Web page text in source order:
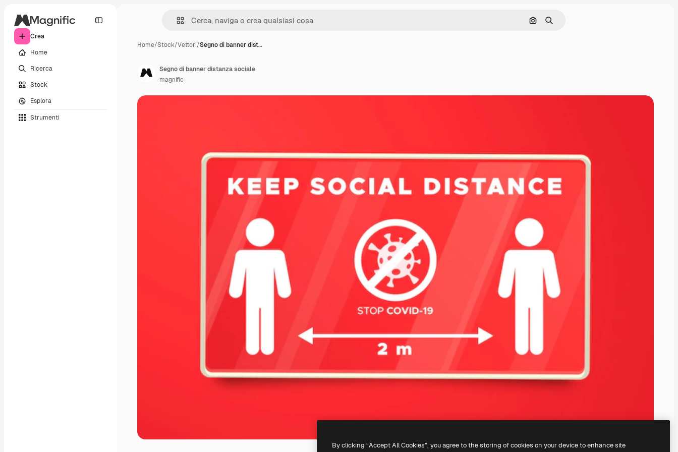
Crea
Home
Ricerca
Stock
Esplora
Strumenti
Cerca per immagine
Ricerca
Home/Stock/Vettori/Segno di banner dist…
Segno di banner distanza sociale
magnific
By clicking “Accept All Cookies”, you agree to the storing of cookies on your device to enhance site